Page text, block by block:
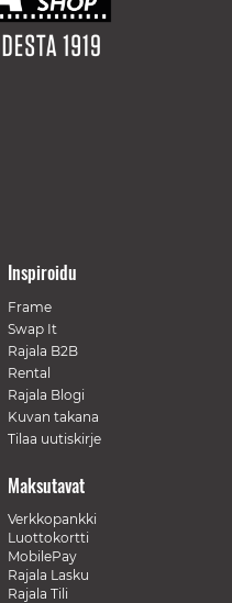
Inspiroidu
Frame
Swap It
Rajala B2B
Rental
Rajala Blogi
Kuvan takana
Tilaa uutiskirje
Maksutavat
Verkkopankki
Luottokortti
MobilePay
Rajala Lasku
Rajala Tili